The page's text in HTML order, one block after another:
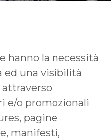
hanno la necessità
ed una visibilità
e/o promozionali
pagine
manifesti,